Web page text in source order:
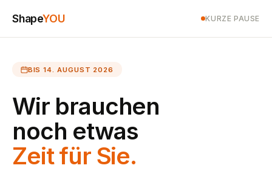
ShapeYOU KURZE PAUSE
BIS 14. AUGUST 2026
Wir brauchen
noch etwas
Zeit für Sie.